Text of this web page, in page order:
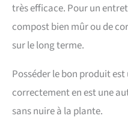
très efficace. Pour un
compost bien mûr ou de
sur le long terme.
Posséder le bon produit
correctement en est une
sans nuire à la plante.